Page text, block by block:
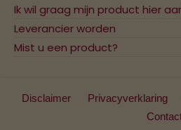
Ik wil graag mijn product hier
Leverancier worden
Mist u een product?
Disclaimer Privacyverklaring